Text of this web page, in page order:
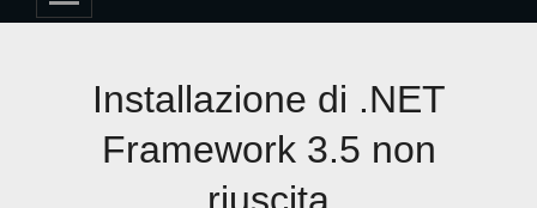
Installazione di .NET
Framework 3.5 non